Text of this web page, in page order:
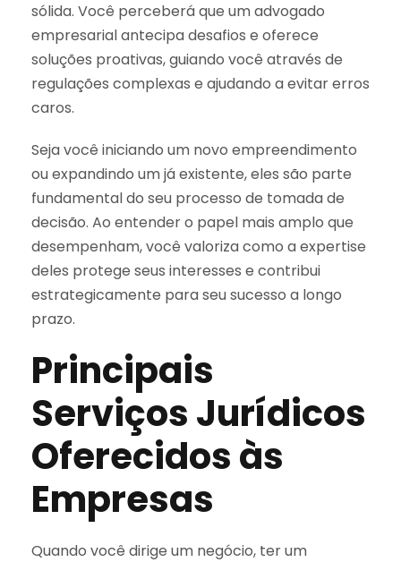
sólida. Você perceberá que um advogado
empresarial antecipa desafios e oferece
soluções proativas, guiando você através de
regulações complexas e ajudando a evitar erros
caros.
Seja você iniciando um novo empreendimento
ou expandindo um já existente, eles são parte
fundamental do seu processo de tomada de
decisão. Ao entender o papel mais amplo que
desempenham, você valoriza como a expertise
deles protege seus interesses e contribui
estrategicamente para seu sucesso a longo
prazo.
Principais
Serviços Jurídicos
Oferecidos às
Empresas
Quando você dirige um negócio, ter um